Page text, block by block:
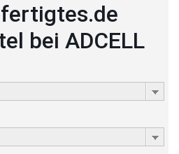
bei ADCELL